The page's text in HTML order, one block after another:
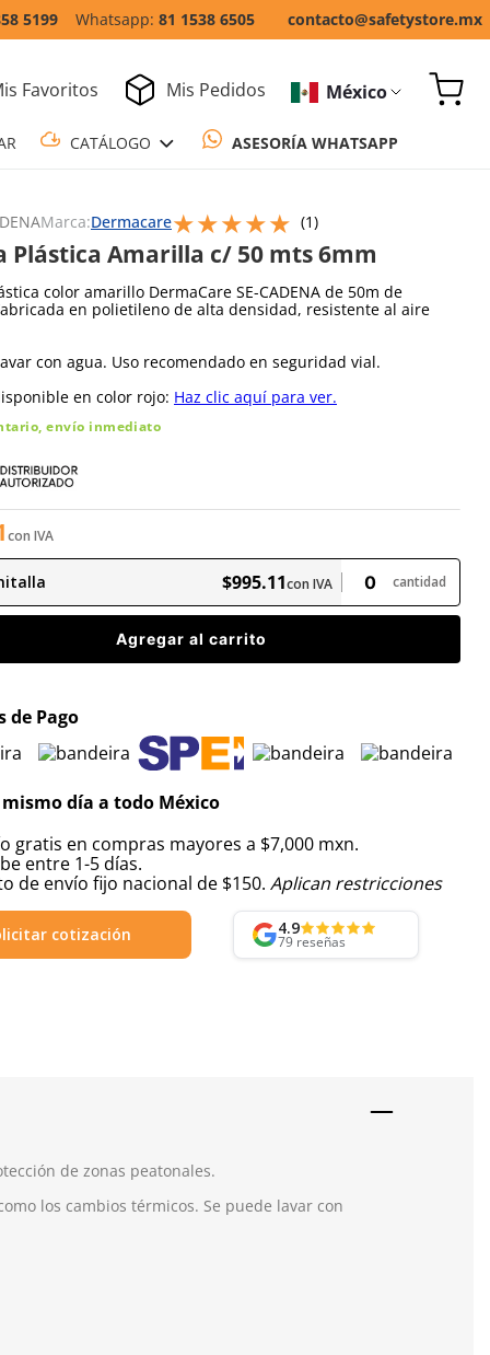
5199 81 1538 6505 contacto@safetystore.mx
Favoritos Mis Pedidos México
Marca:Dermacare★★★★★ (1)
Escribe un comentario
Plástica Amarilla c/ 50 mts 6mm
color amarillo DermaCare SE-CADENA de 50m de
en polietileno de alta densidad, resistente al aire
con agua. Uso recomendado en seguridad vial.
en color rojo: Haz clic aquí para ver.
envío inmediato
con IVA
$995.11con IVA cantidad
Agregar al carrito
de Pago
mismo día a todo México
gratis en compras mayores a $7,000 mxn.
entre 1-5 días.
de envío fijo nacional de $150. Aplican restricciones
cotización 4.9
79 reseñas
de zonas peatonales.
los cambios térmicos. Se puede lavar con